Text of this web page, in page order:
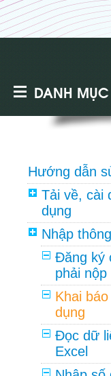
DANH MỤC
Hướng dẫn
Tải về, cài
dụng
Nhập
Đăng ký
phải nộp
Khai
dụng
Đọc dữ
Excel